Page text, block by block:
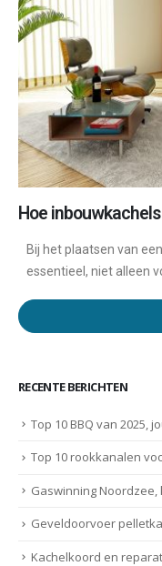
Hoe
Bij het plaatsen van
essentieel, niet alleen
RECENTE BERICHTEN
Top 10 BBQ van 2025,
Top 10 rookkanalen
Gaswinning
Geveldoorvoer
Kachelkoord en